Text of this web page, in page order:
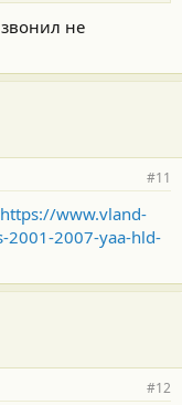
не
#11
https://www.vland-
2001-2007-yaa-hld-
#12